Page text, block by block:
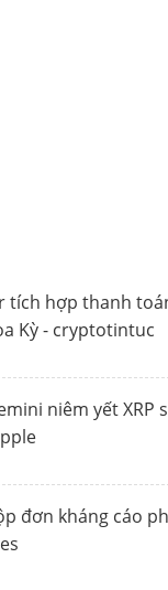
tích hợp thanh
Kỳ - cryptotintuc
niêm yết XRP
đơn kháng cáo